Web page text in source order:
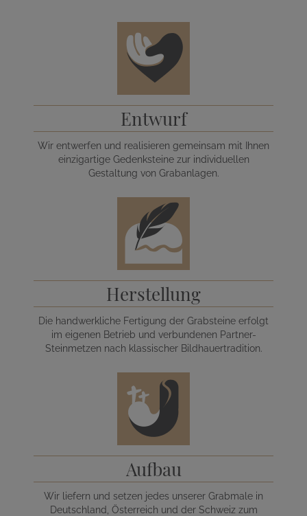
Entwurf
Wir entwerfen und realisieren gemeinsam mit Ihnen
einzigartige Gedenksteine zur individuellen
Gestaltung von Grabanlagen.
Herstellung
Die handwerkliche Fertigung der Grabsteine erfolgt
im eigenen Betrieb und verbundenen Partner-
Steinmetzen nach klassischer Bildhauertradition.
Aufbau
Wir liefern und setzen jedes unserer Grabmale in
Deutschland, Österreich und der Schweiz zum